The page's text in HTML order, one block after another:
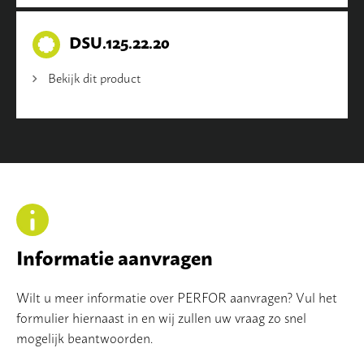
DSU.125.22.20
Bekijk dit product
Informatie aanvragen
Wilt u meer informatie over PERFOR aanvragen? Vul het
formulier hiernaast in en wij zullen uw vraag zo snel
mogelijk beantwoorden.